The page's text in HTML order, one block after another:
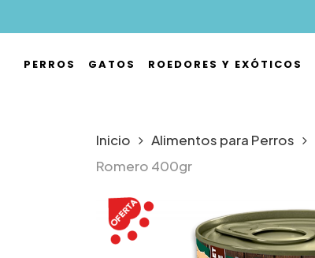
to
mainPERROS GATOS ROEDORES Y EXÓTICOS
Inicio Alimentos para Perros
Romero 400gr